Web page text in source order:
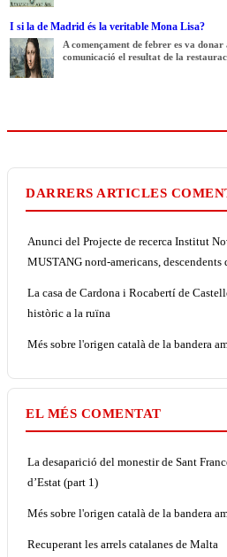
I si la de Madrid és la veritable Mona Lisa?
A començament de febrer es va
comunicació el resultat de la
DARRERS ARTICLES
Anunci del Projecte de recerca Institut
MUSTANG nord-americans,
La casa de Cardona i Rocabertí de
històric a la ruïna
Més sobre l'origen català de la bandera
EL MÉS COMENTAT
La desaparició del monestir de Sant
d’Estat (part 1)
Més sobre l'origen català de la bandera
Recuperant les arrels catalanes de Malta